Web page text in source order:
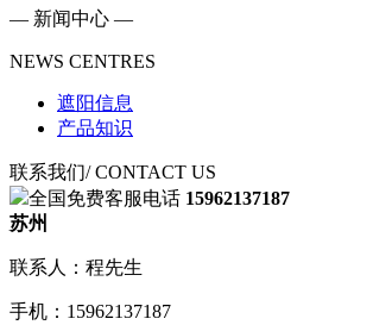
— 新闻中心 —
NEWS CENTRES
遮阳信息
产品知识
联系我们/ CONTACT US
全国免费客服电话 15962137187
苏州
联系人：程先生
手机：15962137187